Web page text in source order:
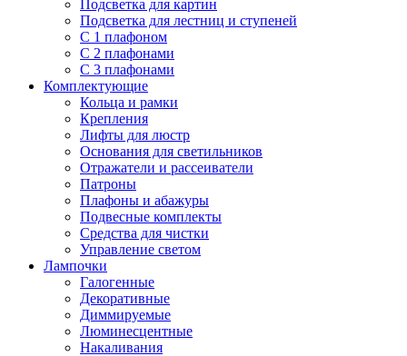
Подсветка для картин
Подсветка для лестниц и ступеней
С 1 плафоном
С 2 плафонами
С 3 плафонами
Комплектующие
Кольца и рамки
Крепления
Лифты для люстр
Основания для светильников
Отражатели и рассеиватели
Патроны
Плафоны и абажуры
Подвесные комплекты
Средства для чистки
Управление светом
Лампочки
Галогенные
Декоративные
Диммируемые
Люминесцентные
Накаливания